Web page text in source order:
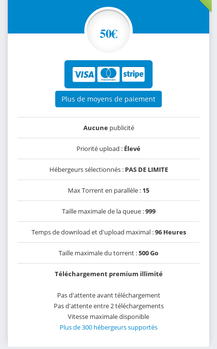
50€
Plus de moyens de paiement
Aucunepublicité
Priorité upload : Élevé
Hébergeurs sélectionnés : PAS DE LIMITE
Max Torrent en parallèle : 15
Taille maximale de la queue :999
Temps de download et d'upload maximal :96 Heures
Taille maximale du torrent :500 Go
Téléchargement premium illimité
Pas d'attente avant téléchargement
Pas d'attente entre 2 téléchargements
Vitesse maximale disponible
Plus de 300 hébergeurs supportés